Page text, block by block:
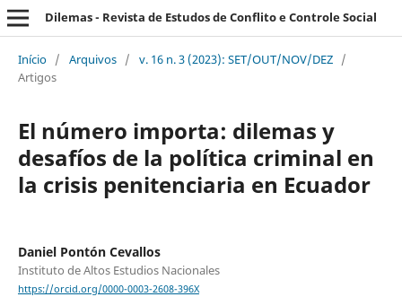
Dilemas - Revista de Estudos de Conflito e Controle Social
Início / Arquivos / v. 16 n. 3 (2023): SET/OUT/NOV/DEZ /
Artigos
El número importa: dilemas y
desafíos de la política criminal en
la crisis penitenciaria en Ecuador
Daniel Pontón Cevallos
Instituto de Altos Estudios Nacionales
https://orcid.org/0000-0003-2608-396X